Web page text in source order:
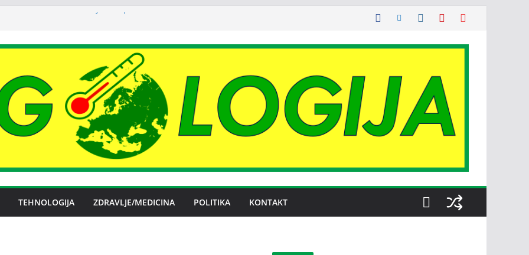
OFAK-a, nastavlja se isporuka
Nove Željezare Zenica,
Vlade FBiH i vlasnika
električnom energijom stabilno
Srpska nema problema sa
energijom
TEHNOLOGIJA ZDRAVLJE/MEDICINA POLITIKA KONTAKT